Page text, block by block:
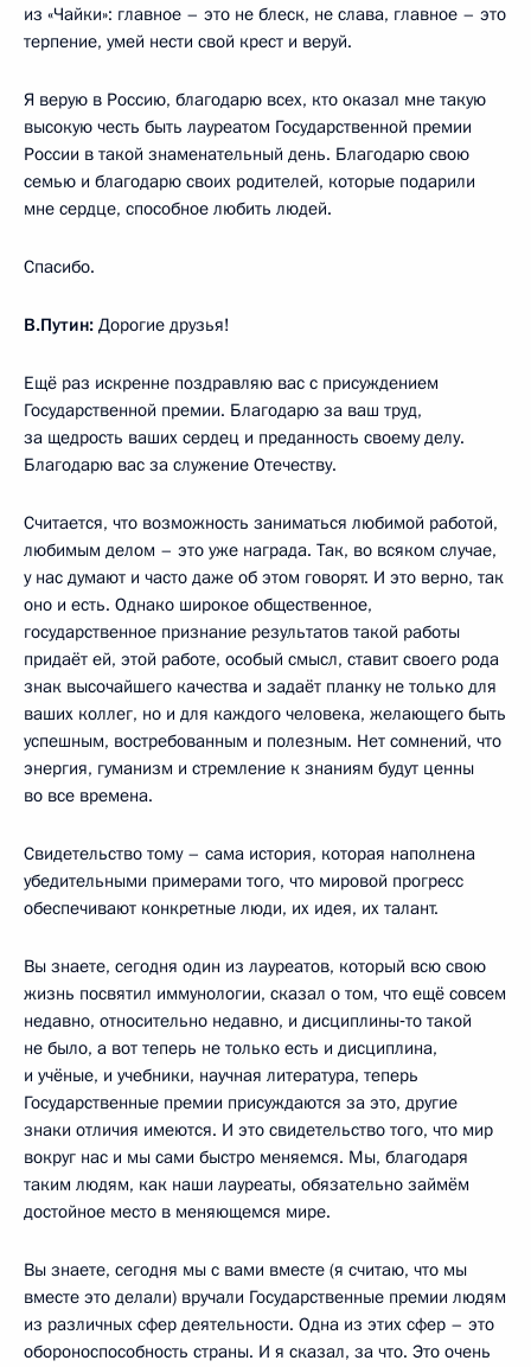
из «Чайки»: главное – это не блеск, не слава, главное – это
терпение, умей нести свой крест и веруй.
Я верую в Россию, благодарю всех, кто оказал мне такую
высокую честь быть лауреатом Государственной премии
России в такой знаменательный день. Благодарю свою
семью и благодарю своих родителей, которые подарили
мне сердце, способное любить людей.
Спасибо.
В.Путин: Дорогие друзья!
Ещё раз искренне поздравляю вас с присуждением
Государственной премии. Благодарю за ваш труд,
за щедрость ваших сердец и преданность своему делу.
Благодарю вас за служение Отечеству.
Считается, что возможность заниматься любимой работой,
любимым делом – это уже награда. Так, во всяком случае,
у нас думают и часто даже об этом говорят. И это верно, так
оно и есть. Однако широкое общественное,
государственное признание результатов такой работы
придаёт ей, этой работе, особый смысл, ставит своего рода
знак высочайшего качества и задаёт планку не только для
ваших коллег, но и для каждого человека, желающего быть
успешным, востребованным и полезным. Нет сомнений, что
энергия, гуманизм и стремление к знаниям будут ценны
во все времена.
Свидетельство тому – сама история, которая наполнена
убедительными примерами того, что мировой прогресс
обеспечивают конкретные люди, их идея, их талант.
Вы знаете, сегодня один из лауреатов, который всю свою
жизнь посвятил иммунологии, сказал о том, что ещё совсем
недавно, относительно недавно, и дисциплины‑то такой
не было, а вот теперь не только есть и дисциплина,
и учёные, и учебники, научная литература, теперь
Государственные премии присуждаются за это, другие
знаки отличия имеются. И это свидетельство того, что мир
вокруг нас и мы сами быстро меняемся. Мы, благодаря
таким людям, как наши лауреаты, обязательно займём
достойное место в меняющемся мире.
Вы знаете, сегодня мы с вами вместе (я считаю, что мы
вместе это делали) вручали Государственные премии людям
из различных сфер деятельности. Одна из этих сфер – это
обороноспособность страны. И я сказал, за что. Это очень